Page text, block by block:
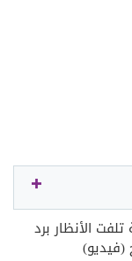
الأنظار برد